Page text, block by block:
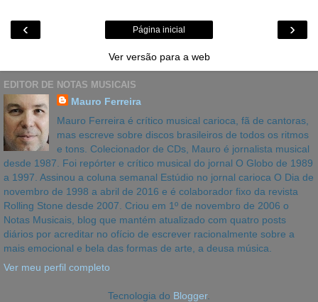
‹ ›
Página inicial
Ver versão para a web
EDITOR DE NOTAS MUSICAIS
Mauro Ferreira
Mauro Ferreira é crítico musical carioca, fã de cantoras,
mas escreve sobre discos brasileiros de todos os ritmos
e tons. Colecionador de CDs, Mauro é jornalista musical
desde 1987. Foi repórter e crítico musical do jornal O Globo de 1989
a 1997. Assinou a coluna semanal Estúdio no jornal carioca O Dia de
novembro de 1998 a abril de 2016 e é colaborador fixo da revista
Rolling Stone desde 2007. Criou em 1º de novembro de 2006 o
Notas Musicais, blog que mantém atualizado com quatro posts
diários por acreditar no ofício de escrever racionalmente sobre a
mais emocional e bela das formas de arte, a deusa música.
Ver meu perfil completo
Tecnologia do Blogger.